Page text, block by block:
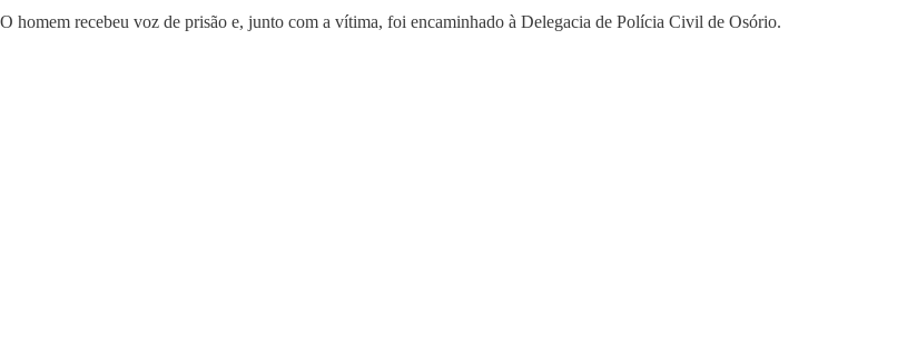
O homem recebeu voz de prisão e, junto com a vítima, foi encaminhado à Delegacia de Polícia Civil de Osório.